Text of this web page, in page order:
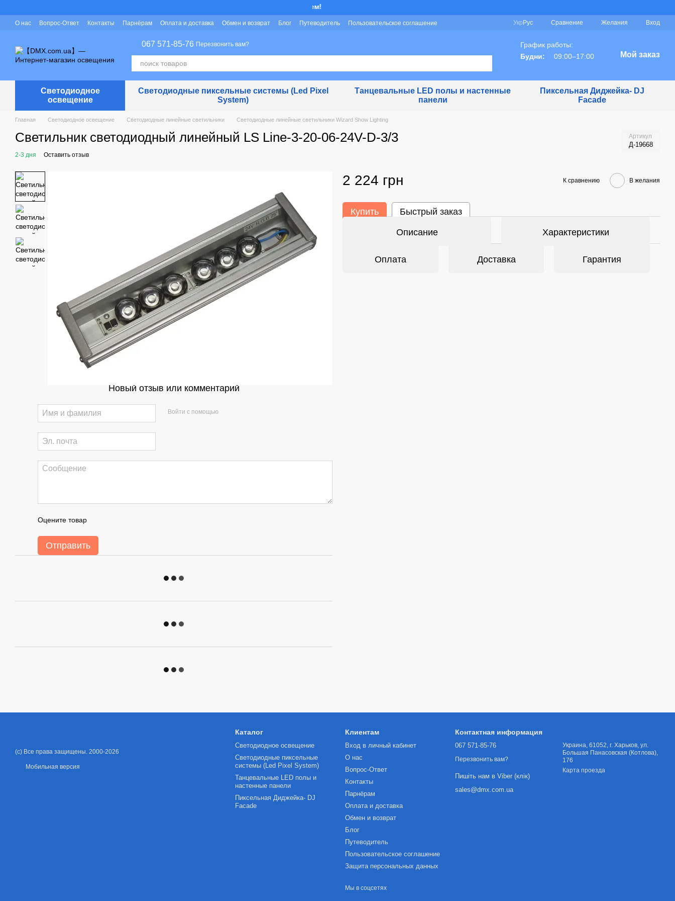
О нас Вопрос-Ответ Контакты Парнёрам Оплата и доставка Обмен и возврат Блог Путеводитель
Пользовательское соглашение
Укр Рус Сравнение Желания Вход
067 571-85-76 Перезвонить вам?
График работы:
Будни:
09:00–17:00 Мой заказ
Светодиодное
освещение
Светодиодные пиксельные системы (Led Pixel
System)
Танцевальные LED полы и настенные
панели
Пиксельная Диджейка- DJ
Facade
Главная Светодиодное освещение Светодиодные линейные светильники Светодиодные линейные светильники Wizard Show Lighting
Светильник светодиодный линейный LS Line-3-20-06-24V-D-3/3 Артикул
Д-19668
2-3 дня Оставить отзыв
Новый отзыв или комментарий
Войти с помощью
Оцените товар
Отправить
2 224 грн К сравнению В желания
Купить Быстрый заказ
Описание Характеристики
Оплата Доставка Гарантия
(c) Все права защищены. 2000-2026
Мобильная версия
Каталог
Светодиодное освещение
Светодиодные пиксельные
системы (Led Pixel System)
Танцевальные LED полы и
настенные панели
Пиксельная Диджейка- DJ
Facade
Клиентам
Вход в личный кабинет
О нас
Вопрос-Ответ
Контакты
Парнёрам
Оплата и доставка
Обмен и возврат
Блог
Путеводитель
Пользовательское соглашение
Защита персональных данных
Мы в соцсетях
Контактная информация
067 571-85-76
Перезвонить вам?
Пишіть нам в Viber (клік)
sales@dmx.com.ua
Украина, 61052, г. Харьков, ул.
Большая Панасовская (Котлова),
176
Карта проезда